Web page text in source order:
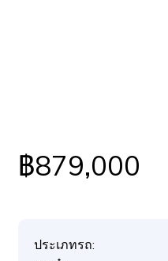
฿879,000
ประเภทรถ: